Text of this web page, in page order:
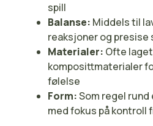
spill
Balanse: Middels til
reaksjoner og presise
Materialer: Ofte
komposittmaterialer
følelse
Form:Som regel
med fokus på kontroll